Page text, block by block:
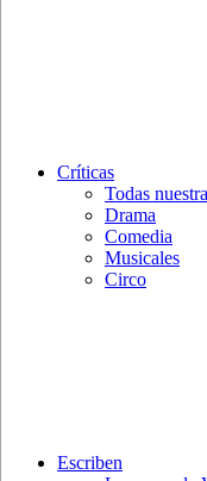
Críticas
Todas
Drama
Comedia
Musicales
Circo
Escriben